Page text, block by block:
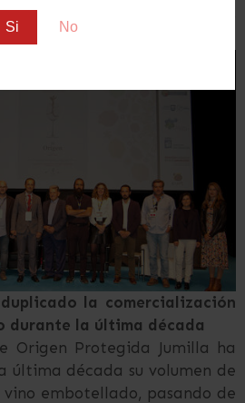
Si No
presentado en público
la comercialización
durante la última década
Origen Protegida Jumilla ha
última década su volumen de
embotellado, pasando de